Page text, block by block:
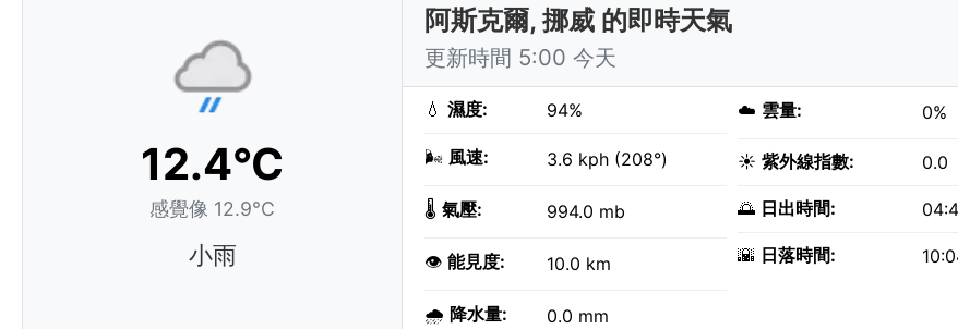
12.4°C
感覺像 12.9°C
小雨
阿斯克爾, 挪威 的即時天氣
更新時間 5:00 今天
💧 濕度: 94%
🌬️ 風速: 3.6 kph (208°)
🌡️ 氣壓: 994.0 mb
👁️ 能見度: 10.0 km
🌧️ 降水量: 0.0 mm
☁️ 雲量: 0%
☀️ 紫外線指數: 0.0
🌅 日出時間:
🌇 日落時間: